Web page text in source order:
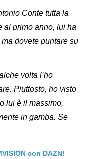
Conte tutta la
al primo anno, lui ha
dovete puntare su
volta l’ho
Piuttosto, ho visto
lui è il massimo,
in gamba. Se
con DAZN!